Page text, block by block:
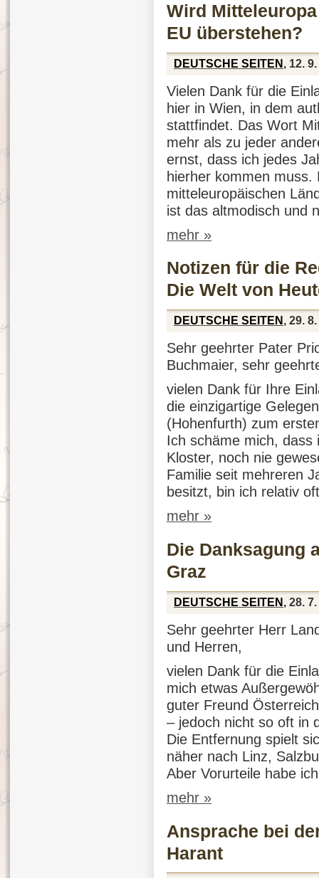
Wird
EU überstehen?
DEUTSCHE SEITEN , 12.
Vielen Dank für die
hier in Wien, in dem
stattfindet. Das Wort
mehr als zu jeder
ernst, dass ich jedes
hierher kommen muss.
mitteleuropäischen
ist das altmodisch und
mehr »
Notizen für die
Die Welt von
DEUTSCHE SEITEN , 29.
Sehr geehrter Pater
Buchmaier, sehr
vielen Dank für Ihre
die einzigartige
(Hohenfurth) zum
Ich schäme mich, dass
Kloster, noch nie
Familie seit mehreren
besitzt, bin ich relativ
mehr »
Die Danksagung
Graz
DEUTSCHE SEITEN , 28.
Sehr geehrter Herr
und Herren,
vielen Dank für die
mich etwas
guter Freund
– jedoch nicht so oft in
Die Entfernung spielt
näher nach Linz,
Aber Vorurteile habe
mehr »
Ansprache bei
Harant